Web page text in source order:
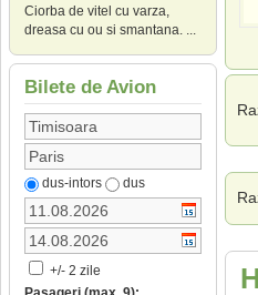
Ciorba de vitel cu varza,
dreasa cu ou si smantana. ...
Bilete de Avion
dus-intors dus
+/- 2 zile